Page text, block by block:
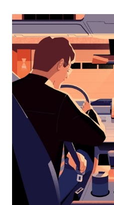
kalendern
välja
ett
datum.
Tryck
på
ESC-
knappen
för
stänga
kalendern.